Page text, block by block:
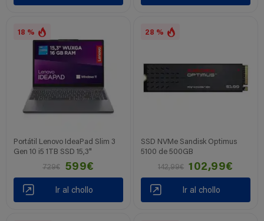
18 %
Portátil Lenovo IdeaPad Slim 3
Gen 10 i5 1TB SSD 15,3"
729€
599€
Ir al chollo
28 %
SSD NVMe Sandisk Optimus
5100 de 500GB
142,99€
102,99€
Ir al chollo